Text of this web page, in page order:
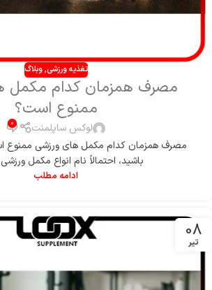
تغذیه ورزشی,وبلاگ
مصرف همزمان کدام مکمل
ممنوع است؟
لوکس ساپلمنت 0
مصرف همزمان کدام مکمل های ورزشی ممنوع
باشید، احتمالاً نام انواع مکمل
ادامه مطلب
08
تیر